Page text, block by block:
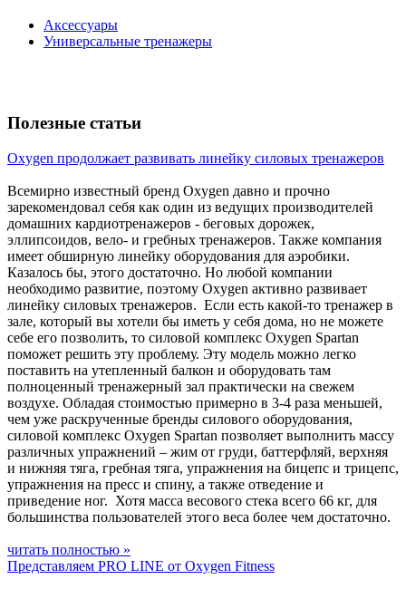
Аксессуары
Универсальные тренажеры
Полезные статьи
Oxygen продолжает развивать линейку силовых тренажеров
Всемирно известный бренд Oxygen давно и прочно
зарекомендовал себя как один из ведущих производителей
домашних кардиотренажеров - беговых дорожек,
эллипсоидов, вело- и гребных тренажеров. Также компания
имеет обширную линейку оборудования для аэробики.
Казалось бы, этого достаточно. Но любой компании
необходимо развитие, поэтому Oxygen активно развивает
линейку силовых тренажеров. Если есть какой-то тренажер в
зале, который вы хотели бы иметь у себя дома, но не можете
себе его позволить, то силовой комплекс Oxygen Spartan
поможет решить эту проблему. Эту модель можно легко
поставить на утепленный балкон и оборудовать там
полноценный тренажерный зал практически на свежем
воздухе. Обладая стоимостью примерно в 3-4 раза меньшей,
чем уже раскрученные бренды силового оборудования,
силовой комплекс Oxygen Spartan позволяет выполнить массу
различных упражнений – жим от груди, баттерфляй, верхняя
и нижняя тяга, гребная тяга, упражнения на бицепс и трицепс,
упражнения на пресс и спину, а также отведение и
приведение ног. Хотя масса весового стека всего 66 кг, для
большинства пользователей этого веса более чем достаточно.
читать полностью »
Представляем PRO LINE от Oxygen Fitness